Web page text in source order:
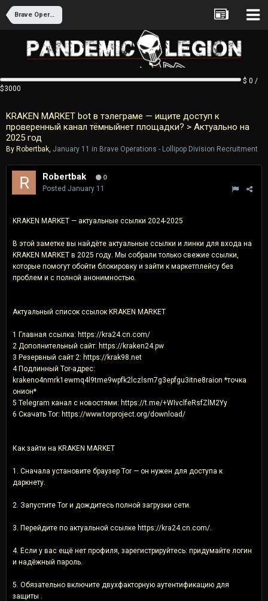
Brave Operations - Lollipop Division Recruitment
$ 0 /
$3000
KRAKEN MARKET bot в тэлеграме — ищите доступ к
проверенный канал тёмныйнет площадки? > Актуально на
2025 год
By Robertbak January 11 in Brave Operations - Lollipop Division Recruitment
Robertbak 0
Posted January 11
KRAKEN MARKET — актуальные ссылки 2024-2025
В этой заметке вы найдёте актуальные ссылки и линки для входа на
KRAKEN MARKET в 2025 году. Мы собрали только свежие ссылки,
которые помогут обойти блокировку и зайти к маркетплейсу без
проблем и с полной анонимностью.
Актуальный список ссылок KRAKEN MARKET
1 Главная ссылка: https://kra24.cn.com/
2 Дополнительный сайт: https://kraken24.pw
3 Резервный сайт 2: https://krak98.net
4 Подлинный Tor-адрес:
krakeno4nmrk1ewmq4l9tme9wpfk2lczlsm7g3epfgu3itne8raion *точка
онион*
5 Telegram канал с новостями: https://t.me/+WIvclfeRsfZlM2Yy
6 Скачать Tor: https://www.torproject.org/download/
Как зайти на KRAKEN MARKET
1. Сначала установите браузер Tor — он нужен для доступа к
даркнету.
2. Запустите Tor и дождитесь полной загрузки сети.
3. Перейдите по актуальной ссылке https://kra24.cn.com/.
4. Если у вас ещё нет профиля, зарегистрируйтесь: придумайте логин
и надёжный пароль.
5. Обязательно включите двухфакторную аутентификацию для
защиты .